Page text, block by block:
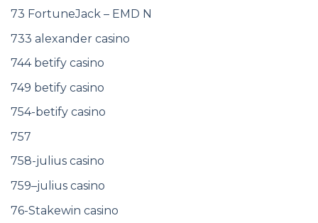
73 FortuneJack – EMD N
733 alexander casino
744 betify casino
749 betify casino
754-betify casino
757
758-julius casino
759–julius casino
76-Stakewin casino